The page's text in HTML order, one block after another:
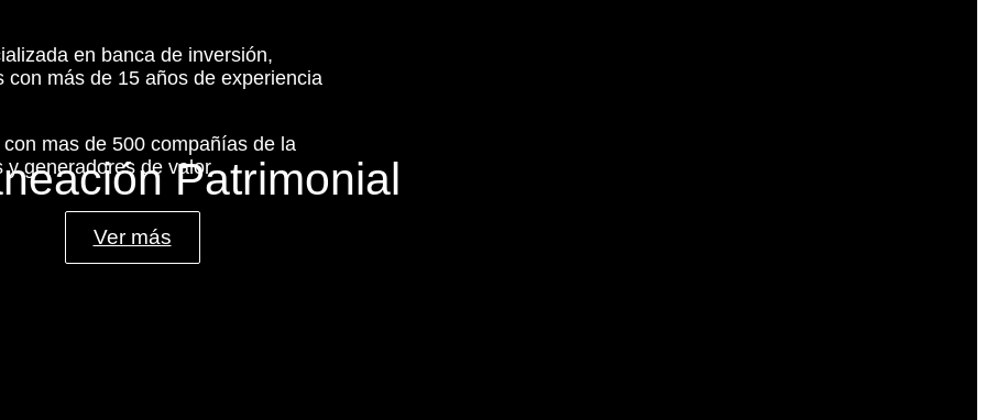
Patrimonial
Ver más
en banca de inversión,
más de 15 años de experiencia
mas de 500 compañías de la
generadores de valor.